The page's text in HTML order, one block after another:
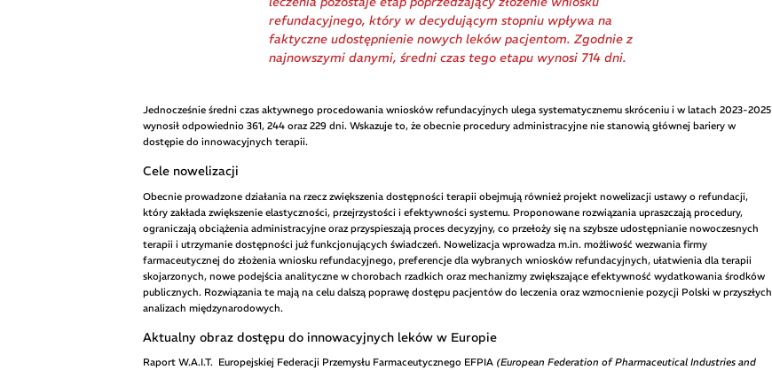
refundacyjnego, który w decydującym stopniu wpływa na
faktyczne udostępnienie nowych leków pacjentom. Zgodnie z
najnowszymi danymi, średni czas tego etapu wynosi 714 dni.
Jednocześnie średni czas aktywnego procedowania wniosków refundacyjnych ulega systematycznemu skróceniu i w latach 2023-2025
wynosił odpowiednio 361, 244 oraz 229 dni. Wskazuje to, że obecnie procedury administracyjne nie stanowią głównej bariery w
dostępie do innowacyjnych terapii.
Cele nowelizacji
Obecnie prowadzone działania na rzecz zwiększenia dostępności terapii obejmują również projekt nowelizacji ustawy o refundacji,
który zakłada zwiększenie elastyczności, przejrzystości i efektywności systemu. Proponowane rozwiązania upraszczają procedury,
ograniczają obciążenia administracyjne oraz przyspieszają proces decyzyjny, co przełoży się na szybsze udostępnianie nowoczesnych
terapii i utrzymanie dostępności już funkcjonujących świadczeń. Nowelizacja wprowadza m.in. możliwość wezwania firmy
farmaceutycznej do złożenia wniosku refundacyjnego, preferencje dla wybranych wniosków refundacyjnych, ułatwienia dla terapii
skojarzonych, nowe podejścia analityczne w chorobach rzadkich oraz mechanizmy zwiększające efektywność wydatkowania środków
publicznych. Rozwiązania te mają na celu dalszą poprawę dostępu pacjentów do leczenia oraz wzmocnienie pozycji Polski w przyszłych
analizach międzynarodowych.
Aktualny obraz dostępu do innowacyjnych leków w Europie
Raport W.A.I.T. Europejskiej Federacji Przemysłu Farmaceutycznego EFPIA (European Federation of Pharmaceutical Industries and